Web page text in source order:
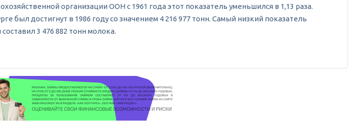
организации ООН с 1961 года этот показатель уменьшился в 1,13 раза.
достигнут в 1986 году со значением 4 216 977 тонн. Самый низкий показатель
3 476 882 тонн молока.